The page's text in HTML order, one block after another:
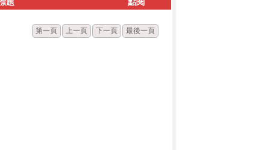
第一頁 上一頁 下一頁 最後一頁